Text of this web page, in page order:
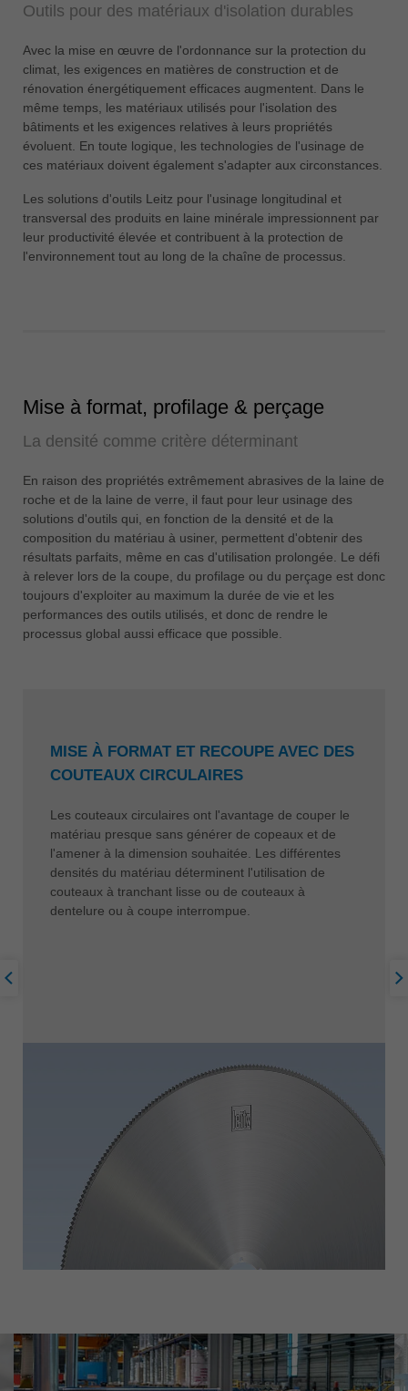
türkçe
USA
english
Việt Nam
中国
中文
ประเทศไทย
ไทย
Україна
Outils pour des matériaux d'isolation durables
Avec la mise en œuvre de l'ordonnance sur la protection du
climat, les exigences en matières de construction et de
rénovation énergétiquement efficaces augmentent. Dans le
même temps, les matériaux utilisés pour l'isolation des
bâtiments et les exigences relatives à leurs propriétés
évoluent. En toute logique, les technologies de l'usinage de
ces matériaux doivent également s'adapter aux circonstances.
Les solutions d'outils Leitz pour l'usinage longitudinal et
transversal des produits en laine minérale impressionnent par
leur productivité élevée et contribuent à la protection de
l'environnement tout au long de la chaîne de processus.
Mise à format, profilage & perçage
La densité comme critère déterminant
En raison des propriétés extrêmement abrasives de la laine de
roche et de la laine de verre, il faut pour leur usinage des
solutions d'outils qui, en fonction de la densité et de la
composition du matériau à usiner, permettent d'obtenir des
résultats parfaits, même en cas d'utilisation prolongée. Le défi
à relever lors de la coupe, du profilage ou du perçage est donc
toujours d'exploiter au maximum la durée de vie et les
performances des outils utilisés, et donc de rendre le
processus global aussi efficace que possible.
MISE À FORMAT ET RECOUPE AVEC DES
COUTEAUX CIRCULAIRES
Les couteaux circulaires ont l'avantage de couper le
matériau presque sans générer de copeaux et de
l'amener à la dimension souhaitée. Les différentes
densités du matériau déterminent l'utilisation de
couteaux à tranchant lisse ou de couteaux à
dentelure ou à coupe interrompue.